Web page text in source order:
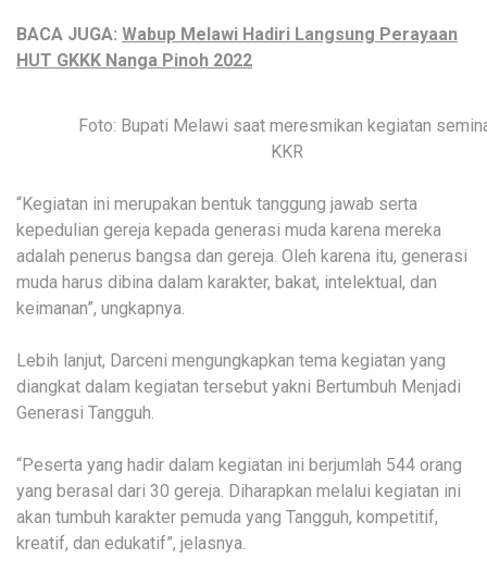
BACA JUGA: Wabup Melawi Hadiri Langsung Perayaan
HUT GKKK Nanga Pinoh 2022
Foto: Bupati Melawi saat meresmikan kegiatan
KKR
“Kegiatan ini merupakan bentuk tanggung jawab serta
kepedulian gereja kepada generasi muda karena mereka
adalah penerus bangsa dan gereja. Oleh karena itu, generasi
muda harus dibina dalam karakter, bakat, intelektual, dan
keimanan”, ungkapnya.
Lebih lanjut, Darceni mengungkapkan tema kegiatan yang
diangkat dalam kegiatan tersebut yakni Bertumbuh Menjadi
Generasi Tangguh.
“Peserta yang hadir dalam kegiatan ini berjumlah 544 orang
yang berasal dari 30 gereja. Diharapkan melalui kegiatan ini
akan tumbuh karakter pemuda yang Tangguh, kompetitif,
kreatif, dan edukatif”, jelasnya.